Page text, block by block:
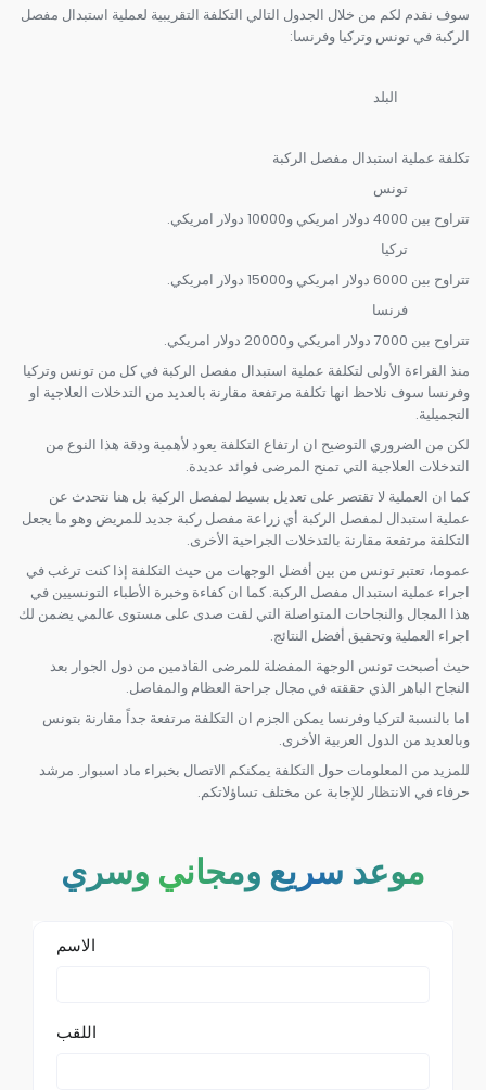
سوف نقدم لكم من خلال الجدول التالي التكلفة التقريبية لعملية استبدال مفصل
الركبة في تونس وتركيا وفرنسا:
البلد
تكلفة عملية استبدال مفصل الركبة
تونس
تتراوح بين 4000 دولار امريكي و10000 دولار امريكي.
تركيا
تتراوح بين 6000 دولار امريكي و15000 دولار امريكي.
فرنسا
تتراوح بين 7000 دولار امريكي و20000 دولار امريكي.
منذ القراءة الأولى لتكلفة عملية استبدال مفصل الركبة في كل من تونس وتركيا
وفرنسا سوف نلاحظ انها تكلفة مرتفعة مقارنة بالعديد من التدخلات العلاجية او
التجميلية.
لكن من الضروري التوضيح ان ارتفاع التكلفة يعود لأهمية ودقة هذا النوع من
التدخلات العلاجية التي تمنح المرضى فوائد عديدة.
كما ان العملية لا تقتصر على تعديل بسيط لمفصل الركبة بل هنا نتحدث عن
عملية استبدال لمفصل الركبة أي زراعة مفصل ركبة جديد للمريض وهو ما يجعل
التكلفة مرتفعة مقارنة بالتدخلات الجراحية الأخرى.
عموما، تعتبر تونس من بين أفضل الوجهات من حيث التكلفة إذا كنت ترغب في
اجراء عملية استبدال مفصل الركبة. كما ان كفاءة وخبرة الأطباء التونسيين في
هذا المجال والنجاحات المتواصلة التي لقت صدى على مستوى عالمي يضمن لك
اجراء العملية وتحقيق أفضل النتائج.
حيث أصبحت تونس الوجهة المفضلة للمرضى القادمين من دول الجوار بعد
النجاح الباهر الذي حققته في مجال جراحة العظام والمفاصل.
اما بالنسبة لتركيا وفرنسا يمكن الجزم ان التكلفة مرتفعة جداً مقارنة بتونس
وبالعديد من الدول العربية الأخرى.
للمزيد من المعلومات حول التكلفة يمكنكم الاتصال بخبراء ماد اسبوار. مرشد
حرفاء في الانتظار للإجابة عن مختلف تساؤلاتكم.
موعد سريع ومجاني وسري